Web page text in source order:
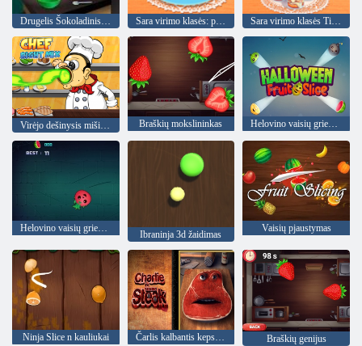
Drugelis Šokoladinis pyragas: Maisto gaminimas Su Emma Sara virimo klasės: prancūzų Toast Vafliai Sara virimo klasės Tiramisu taurę
Braškių mokslininkas Helovino vaisių griežinėlis
Helovino vaisių griežinėlis
Ibraninja 3d žaidimas
Vaisių pjaustymas
Ninja Slice n kauliukai Čarlis kalbantis kepsnys Braškių genijus